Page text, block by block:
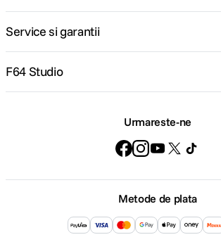
Service si garantii
F64 Studio
Urmareste-ne
Metode de plata